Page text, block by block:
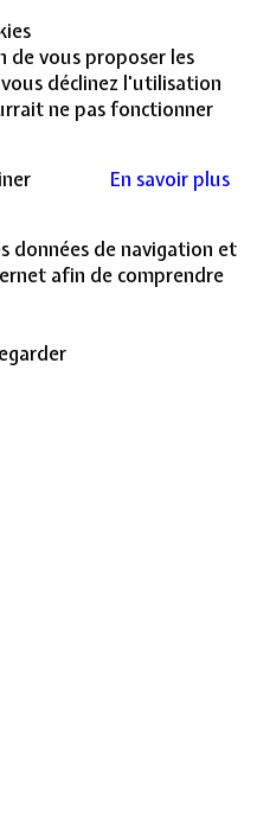
de vous proposer les
déclinez l'utilisation
ne pas fonctionner
En savoir plus
données de navigation et
afin de comprendre